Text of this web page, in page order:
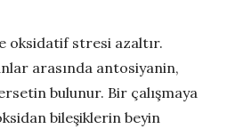
oksidatif stresi azaltır.
arasında antosiyanin,
bulunur. Bir çalışmaya
bileşiklerin beyin